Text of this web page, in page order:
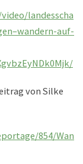
landesscha
auf-
von Silke
854/Wan